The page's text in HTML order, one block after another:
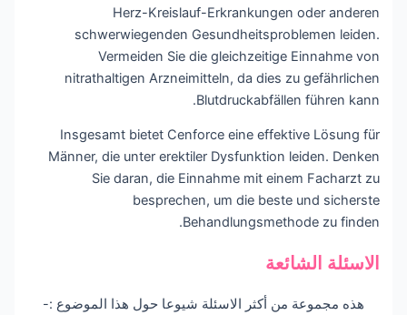
Herz-Kreislauf-Erkrankungen oder anderen
schwerwiegenden Gesundheitsproblemen leiden.
Vermeiden Sie die gleichzeitige Einnahme von
nitrathaltigen Arzneimitteln, da dies zu gefährlichen
Blutdruckabfällen führen kann.
Insgesamt bietet Cenforce eine effektive Lösung für
Männer, die unter erektiler Dysfunktion leiden. Denken
Sie daran, die Einnahme mit einem Facharzt zu
besprechen, um die beste und sicherste
Behandlungsmethode zu finden.
الاسئلة الشائعة
هذه مجموعة من أكثر الاسئلة شيوعا حول هذا الموضوع :-